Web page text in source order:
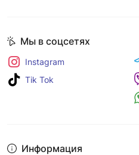
Информация
Мы в соцсетях
Instagram
Tik Tok